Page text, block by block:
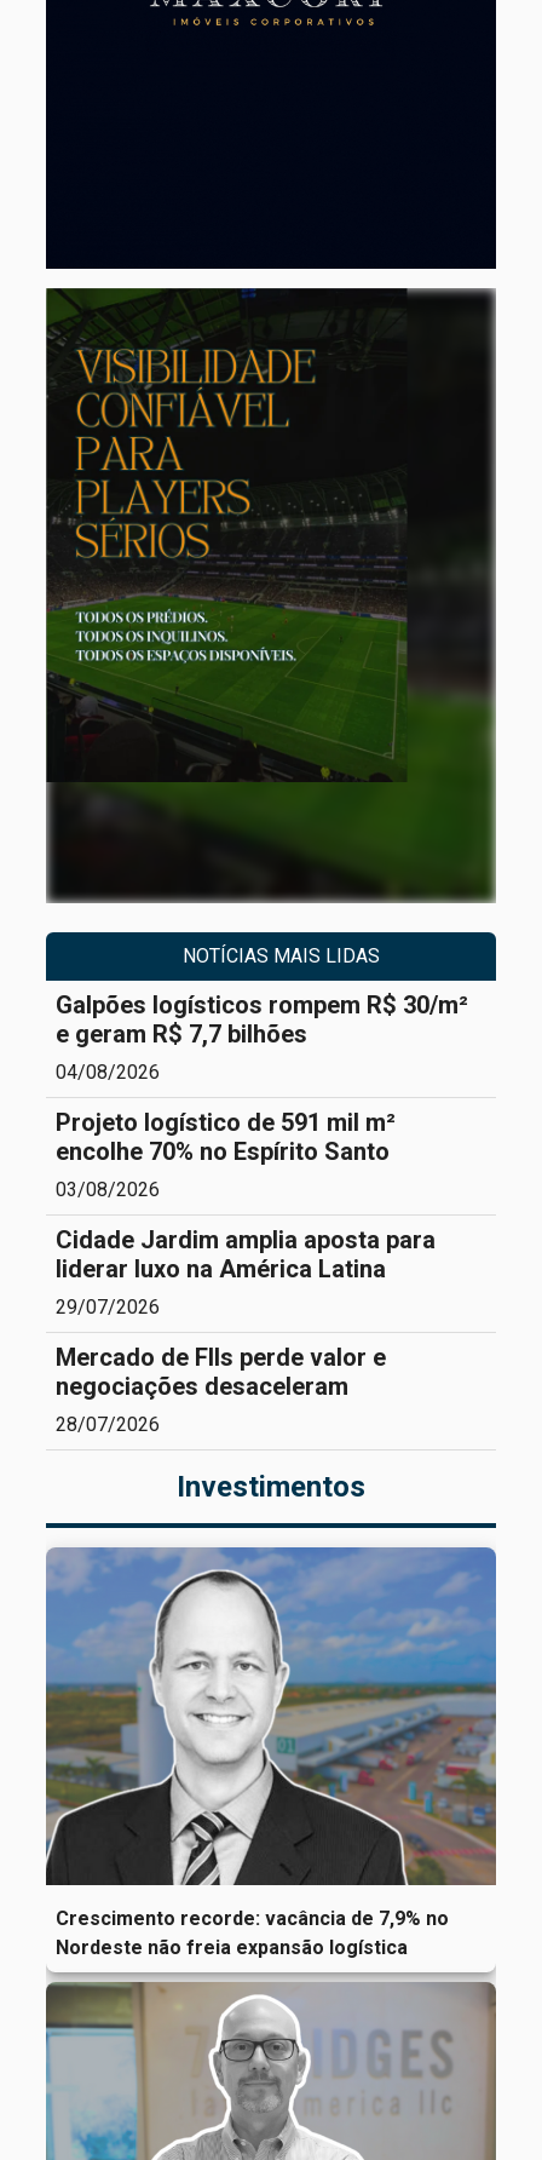
NOTÍCIAS MAIS LIDAS
Galpões logísticos rompem R$ 30/m²
e geram R$ 7,7 bilhões
04/08/2026
Projeto logístico de 591 mil m²
encolhe 70% no Espírito Santo
03/08/2026
Cidade Jardim amplia aposta para
liderar luxo na América Latina
29/07/2026
Mercado de FIIs perde valor e
negociações desaceleram
28/07/2026
Investimentos
Crescimento recorde: vacância de 7,9% no
Nordeste não freia expansão logística